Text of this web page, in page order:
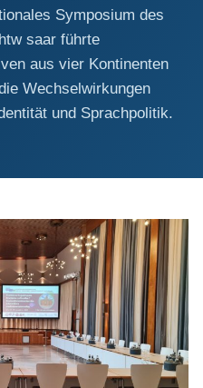
Symposium des
saar führte
aus vier Kontinenten
Wechselwirkungen
und Sprachpolitik.